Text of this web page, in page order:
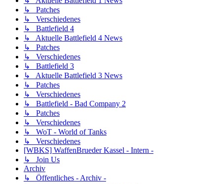
↳ Patches
↳ Verschiedenes
↳ Battlefield 4
↳ Aktuelle Battlefield 4 News
↳ Patches
↳ Verschiedenes
↳ Battlefield 3
↳ Aktuelle Battlefield 3 News
↳ Patches
↳ Verschiedenes
↳ Battlefield - Bad Company 2
↳ Patches
↳ Verschiedenes
↳ WoT - World of Tanks
↳ Verschiedenes
[WBKS] WaffenBrueder Kassel - Intern -
↳ Join Us
Archiv
↳ Öffentliches - Archiv -